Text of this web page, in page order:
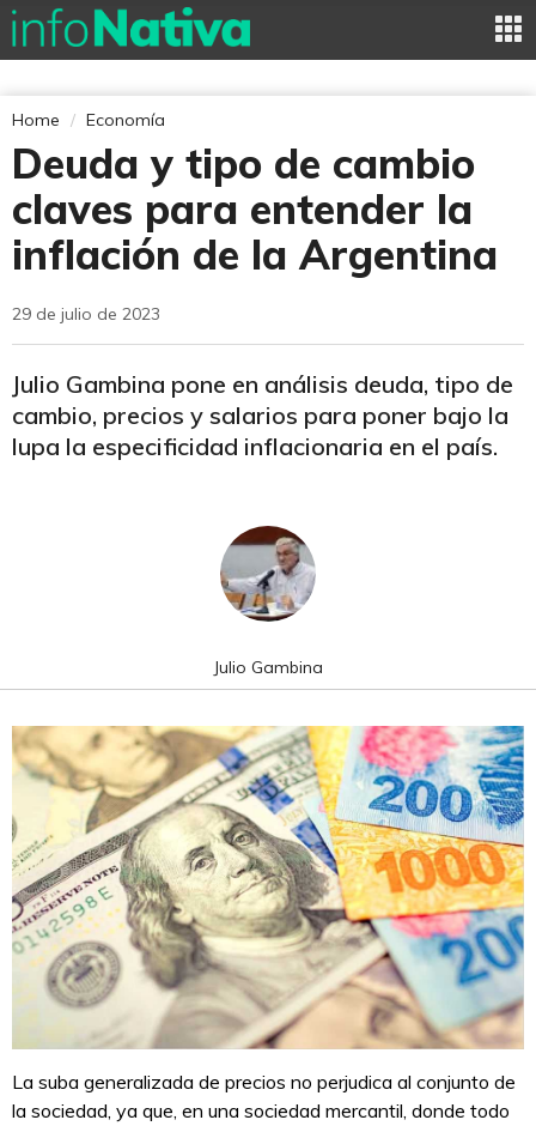
Home Economía
Deuda y tipo de cambio
claves para entender la
inflación de la Argentina
29 de julio de 2023
Julio Gambina pone en análisis deuda, tipo de
cambio, precios y salarios para poner bajo la
lupa la especificidad inflacionaria en el país.
Julio Gambina
La suba generalizada de precios no perjudica al conjunto de
la sociedad, ya que, en una sociedad mercantil, donde todo